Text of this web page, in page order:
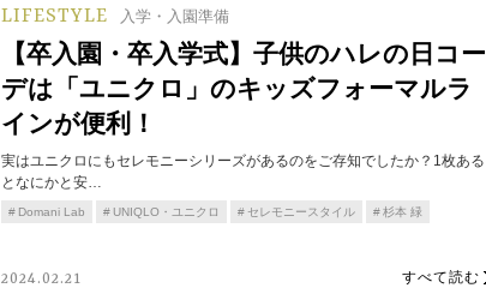
LIFESTYLE 入学・入園準備
【卒入園・卒入学式】子供のハレの日コー
デは「ユニクロ」のキッズフォーマルラ
インが便利！
実はユニクロにもセレモニーシリーズがあるのをご存知でしたか？1枚ある
となにかと安…
Domani Lab UNIQLO・ユニクロ セレモニースタイル 杉本 緑
2024.02.21 すべて読む